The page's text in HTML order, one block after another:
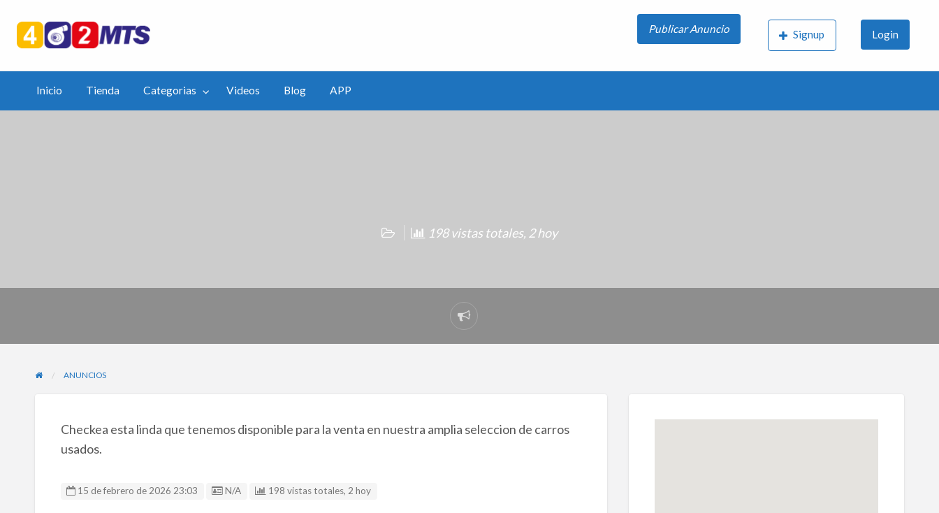
Videos Blog APP
Publicar Anuncio Signup Login
Inicio Tienda Categorias Videos Blog APP
198 vistas totales, 2 hoy
Reportar
problema
ANUNCIOS
Checkea esta linda que tenemos disponible para la venta en nuestra amplia seleccion de carros
usados.
15 de febrero de 2026 23:03 Listing ID
N/A 198 vistas totales, 2 hoy